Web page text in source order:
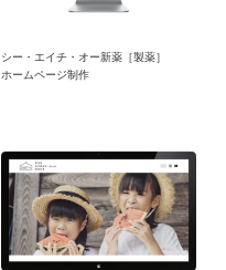
シー・エイチ・オー新薬［製薬］
ホームページ制作